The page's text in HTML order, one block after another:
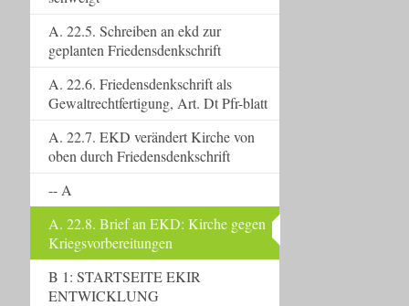
A. 22.5. Schreiben an ekd zur
geplanten Friedensdenkschrift
A. 22.6. Friedensdenkschrift als
Gewaltrechtfertigung, Art. Dt Pfr-blatt
A. 22.7. EKD verändert Kirche von
oben durch Friedensdenkschrift
-- A
A. 22.8. Brief an EKD: Kirche gegen
Kriegsvorbereitungen
B 1: STARTSEITE EKIR
ENTWICKLUNG